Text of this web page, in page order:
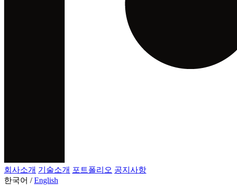
회사소개 기술소개 포트폴리오 공지사항
한국어 / English